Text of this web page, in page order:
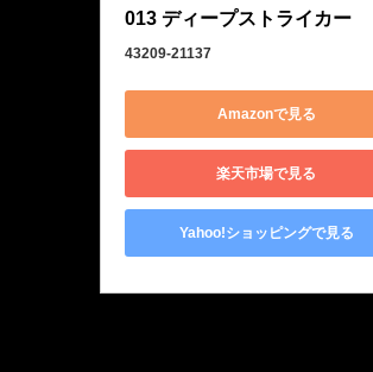
013 ディープストライカー
43209-21137
Amazonで見る
楽天市場で見る
Yahoo!ショッピングで見る